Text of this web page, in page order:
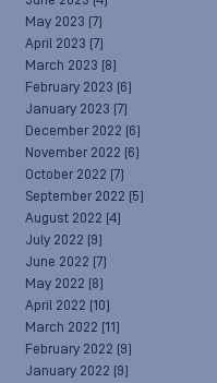
May 2023 (7)
April 2023 (7)
March 2023 (8)
February 2023 (6)
January 2023 (7)
December 2022 (6)
November 2022 (6)
October 2022 (7)
September 2022 (5)
August 2022 (4)
July 2022 (9)
June 2022 (7)
May 2022 (8)
April 2022 (10)
March 2022 (11)
February 2022 (9)
January 2022 (9)